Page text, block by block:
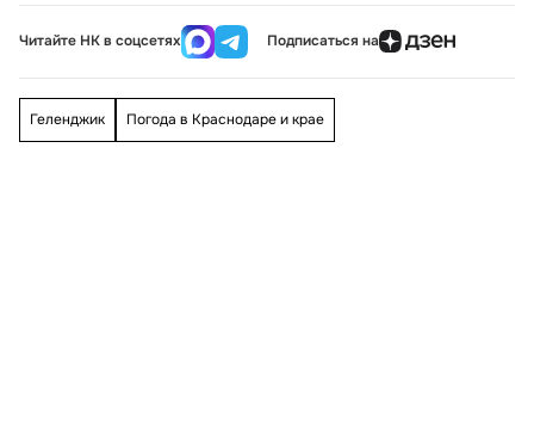
Читайте НК в соцсетях Подписаться на
Геленджик Погода в Краснодаре и крае